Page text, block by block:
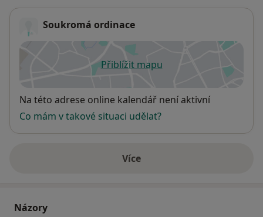
Soukromá ordinace
Přiblížit mapuse otevře v nové záložce
Dostupnost
Na této adrese online kalendář není aktivní
Co mám v takové situaci udělat?
Víceo adrese
Názory